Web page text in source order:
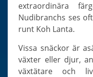
extraordinära
Nudibranchs ses
runt Koh Lanta.
Vissa snäckor är asätare och livnär sig på döda
växter eller djur,
växtätare och